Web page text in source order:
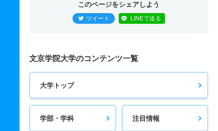
このページをシェアしよう
ツイート LINEで送る
文京学院大学のコンテンツ一覧
大学トップ
学部・学科 注目情報